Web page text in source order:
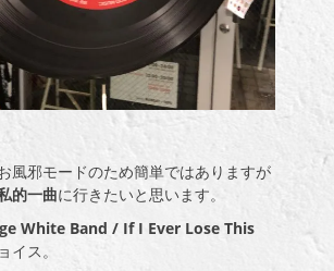
風邪モードのため簡単ではありますが
的一曲に行きたいと思います。
White Band / If I Ever Lose This
イス。